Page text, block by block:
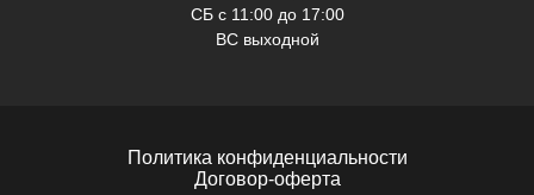
СБ c 11:00 до 17:00
ВС выходной
Политика конфиденциальности
Договор-оферта